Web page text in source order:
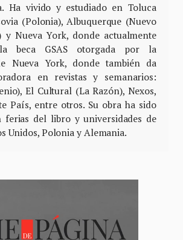
Ha vivido y estudiado en Toluca
(Polonia), Albuquerque (Nuevo
y Nueva York, donde actualmente
beca GSAS otorgada por la
Nueva York, donde también da
en revistas y semanarios:
El Cultural (La Razón), Nexos,
País, entre otros. Su obra ha sido
ferias del libro y universidades de
Unidos, Polonia y Alemania.